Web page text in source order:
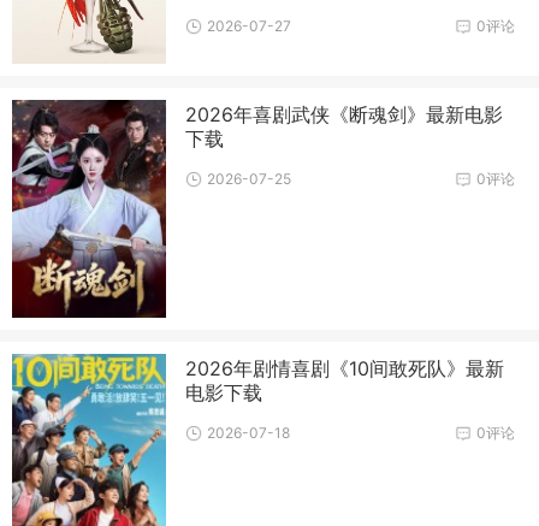
0评论
2026-07-27
2026年喜剧武侠《断魂剑》最新电影
下载
0评论
2026-07-25
2026年剧情喜剧《10间敢死队》最新
电影下载
0评论
2026-07-18